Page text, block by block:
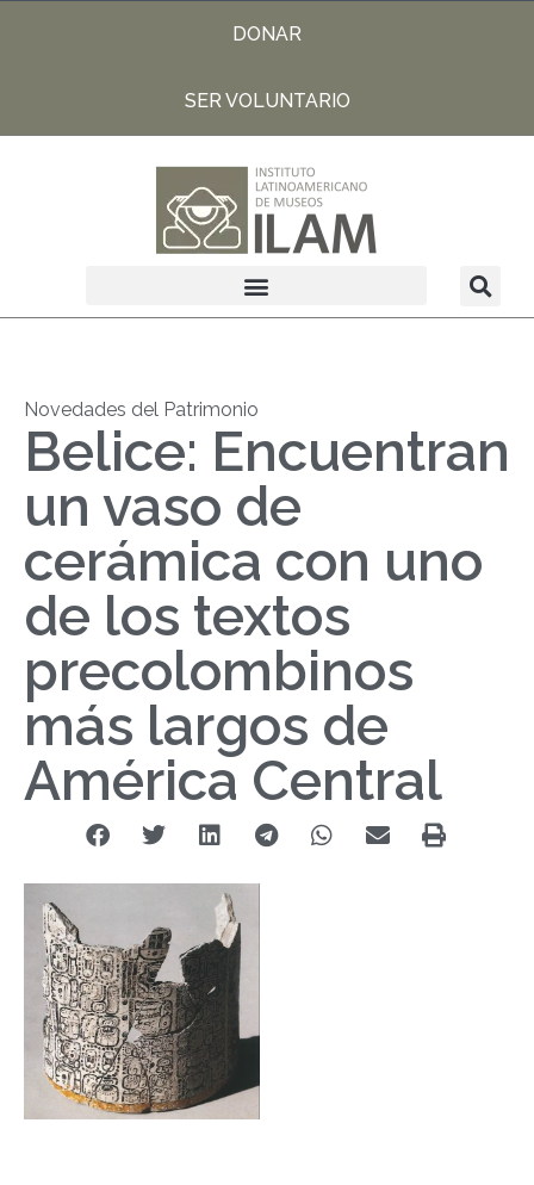
DONAR
SER VOLUNTARIO
Novedades del Patrimonio
Belice: Encuentran
un vaso de
cerámica con uno
de los textos
precolombinos
más largos de
América Central